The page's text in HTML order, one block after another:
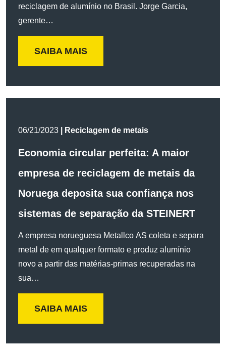
reciclagem de alumínio no Brasil. Jorge Garcia,
gerente…
SAIBA MAIS
06/21/2023 | Reciclagem de metais
Economia circular perfeita: A maior
empresa de reciclagem de metais da
Noruega deposita sua confiança nos
sistemas de separação da STEINERT
A empresa norueguesa Metallco AS coleta e separa
metal de em qualquer formato e produz alumínio
novo a partir das matérias-primas recuperadas na
sua…
SAIBA MAIS